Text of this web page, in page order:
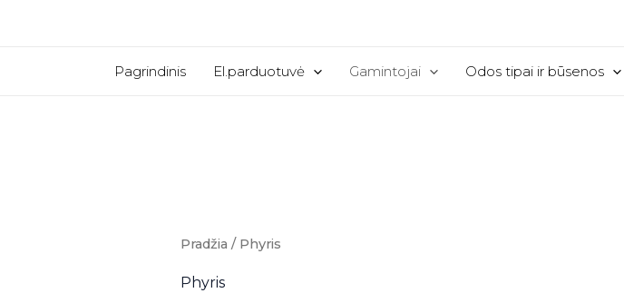
Pagrindinis El.parduotuvė Gamintojai Odos tipai ir būsenos
Pradžia / Phyris
Phyris